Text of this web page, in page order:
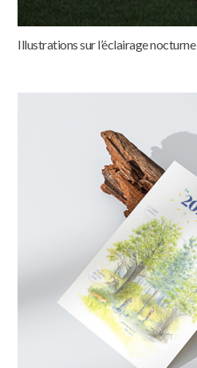
Illustrations sur l’éclairage nocturne